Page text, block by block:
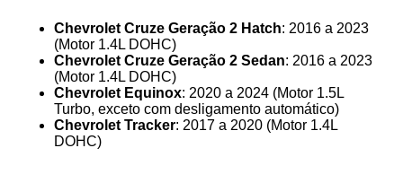
Chevrolet Cruze Geração 2 Hatch: 2016 a 2023
(Motor 1.4L DOHC)
Chevrolet Cruze Geração 2 Sedan: 2016 a 2023
(Motor 1.4L DOHC)
Chevrolet Equinox: 2020 a 2024 (Motor 1.5L
Turbo, exceto com desligamento automático)
Chevrolet Tracker: 2017 a 2020 (Motor 1.4L
DOHC)